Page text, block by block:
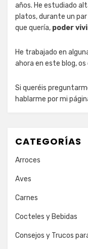
años. He estudiado
platos, durante un par
que quería, poder
He trabajado en
ahora en este blog,
Si queréis
hablarme por mi
CATEGORÍAS
Arroces
Aves
Carnes
Cocteles y Bebidas
Consejos y Trucos